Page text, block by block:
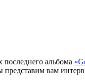
последнего альбома
вам